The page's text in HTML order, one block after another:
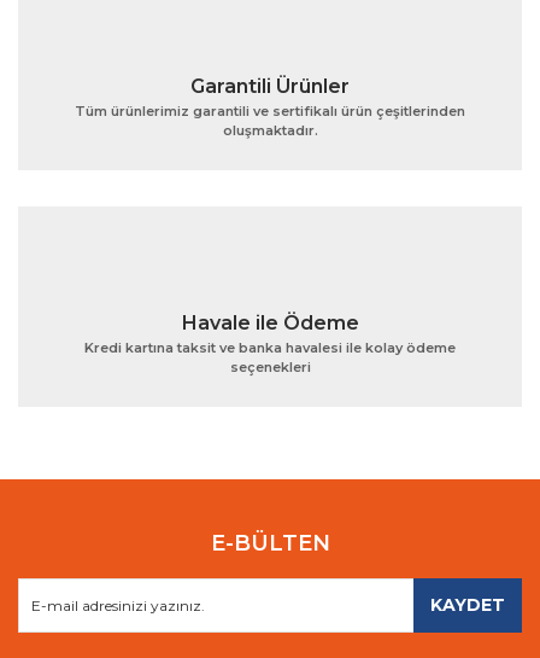
Gönder
Garantili Ürünler
Tüm ürünlerimiz garantili ve sertifikalı ürün çeşitlerinden
oluşmaktadır.
Havale ile Ödeme
Kredi kartına taksit ve banka havalesi ile kolay ödeme
seçenekleri
E-BÜLTEN
KAYDET